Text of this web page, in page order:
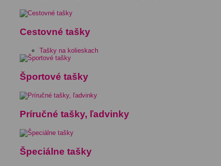
Cestovné tašky
Tašky na kolieskach
Športové tašky
Príručné tašky, ľadvinky
Špeciálne tašky